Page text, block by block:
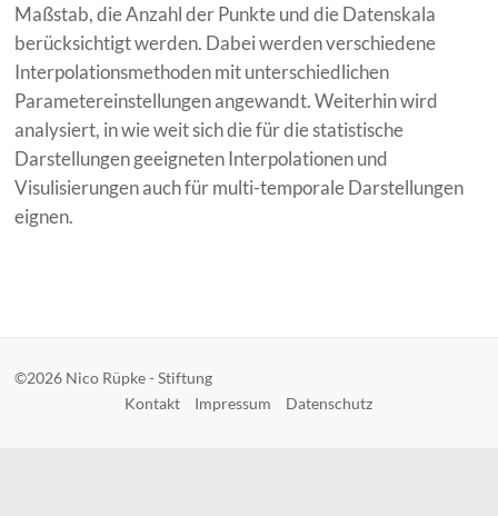
Maßstab, die Anzahl der Punkte und die Datenskala
berücksichtigt werden. Dabei werden verschiedene
Interpolationsmethoden mit unterschiedlichen
Parametereinstellungen angewandt. Weiterhin wird
analysiert, in wie weit sich die für die statistische
Darstellungen geeigneten Interpolationen und
Visulisierungen auch für multi-temporale Darstellungen
eignen.
©2026 Nico Rüpke - Stiftung
Kontakt
Impressum Datenschutz